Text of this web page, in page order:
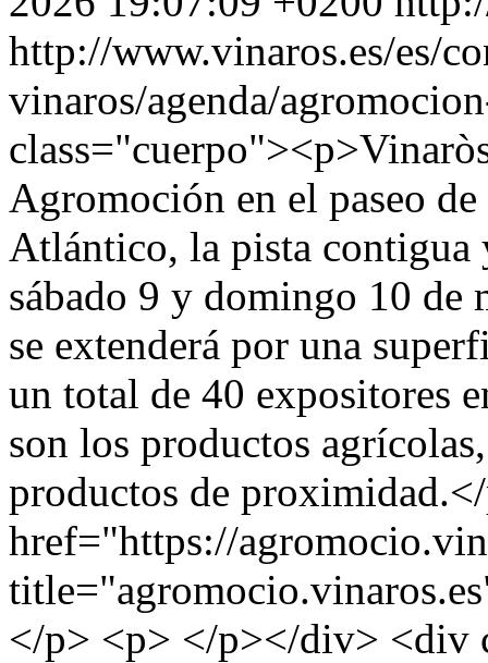
http://www.vinaros.es/es/
vinaros/agenda/
Agromoción en el paseo
Atlántico, la pista contigua
sábado 9 y domingo 10
se extenderá por una
un total de 40 expositores
son los productos
productos de
href="https://
</p> <p> </p></div> <div